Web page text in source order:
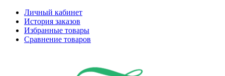
Личный кабинет
История заказов
Избранные товары
Сравнение товаров